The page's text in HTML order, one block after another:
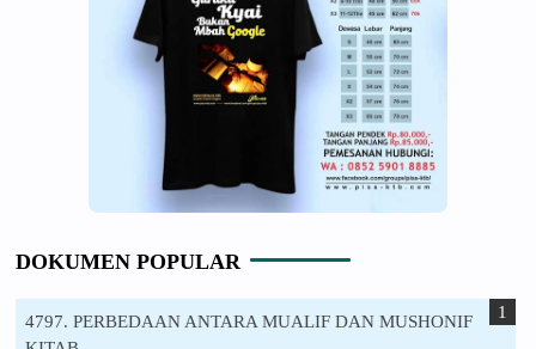
DOKUMEN POPULAR
4797. PERBEDAAN ANTARA MUALIF DAN MUSHONIF